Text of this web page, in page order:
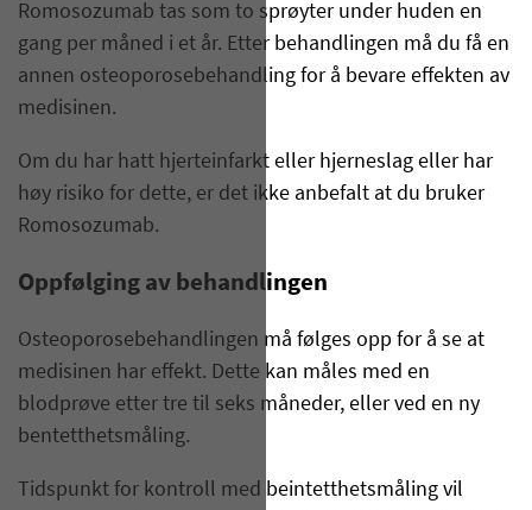
Romosozumab tas som to sprøyter under huden en
gang per måned i et år. Etter behandlingen må du få en
annen osteoporosebehandling for å bevare effekten av
medisinen.
Om du har hatt hjerteinfarkt eller hjerneslag eller har
høy risiko for dette, er det ikke anbefalt at du bruker
Romosozumab.
Oppfølging av behandlingen
Osteoporosebehandlingen må følges opp for å se at
medisinen har effekt. Dette kan måles med en
blodprøve etter tre til seks måneder, eller ved en ny
bentetthetsmåling.
Tidspunkt for kontroll med beintetthetsmåling vil